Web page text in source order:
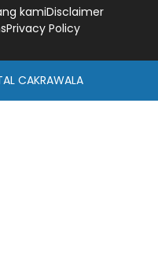
kamiDisclaimer
Privacy Policy
CAKRAWALA